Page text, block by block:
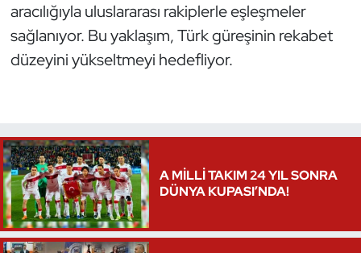
aracılığıyla uluslararası rakiplerle eşleşmeler
sağlanıyor. Bu yaklaşım, Türk güreşinin rekabet
düzeyini yükseltmeyi hedefliyor.
A MİLLİ TAKIM 24 YIL SONRA
DÜNYA KUPASI’NDA!